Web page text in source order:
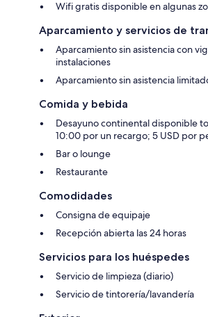
Wifi gratis disponible en algunas
Aparcamiento y servicios de
Aparcamiento sin asistencia con
instalaciones
Aparcamiento sin asistencia
Comida y bebida
Desayuno continental disponible
10:00 por un recargo; 5 USD por
Bar o lounge
Restaurante
Comodidades
Consigna de equipaje
Recepción abierta las 24 horas
Servicios para los huéspedes
Servicio de limpieza (diario)
Servicio de tintorería/lavandería